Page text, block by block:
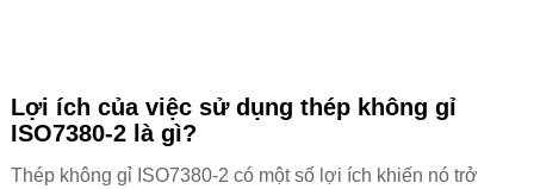
Lợi ích của việc sử dụng thép không gỉ
ISO7380-2 là gì?
Thép không gỉ ISO7380-2 có một số lợi ích khiến nó trở